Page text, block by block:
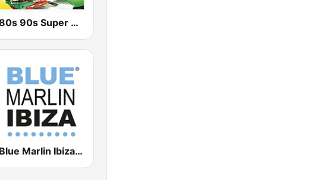
80s 90s Super Pop Hits
Blue Marlin Ibiza Radio